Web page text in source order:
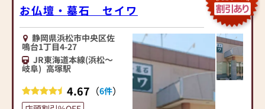
棚、その他
【アクセス】
ＪＲ東海道本線「逢妻駅」
より徒歩にて約15分
※駐車場を完備しておりま
すので、お車でお越しの方
も安心です。
い出来ますようアフターフ
例えば、お仏壇の電球が切
れてしまった時や仏具の配
置が分からなくなった時な
どお気軽にご相談いただけ
れば結構です。
当店には営業社員、配送社
須本店をはじめ、清洲・稲
沢・イオンモール熱田・岐
阜カラフルタウン・犬山キ
ャスタに店舗を構える仏壇
専門店です。伝統的工芸品
である名古屋仏壇をはじ
香やローソク、お香などを
幅広く取り揃えておりま
お仏壇・墓石 セイワ
静岡県浜松市中央区佐
鳴台1丁目4-27
JR東海道本線(浜松～
岐阜) 高塚駅
4.67 （6件）